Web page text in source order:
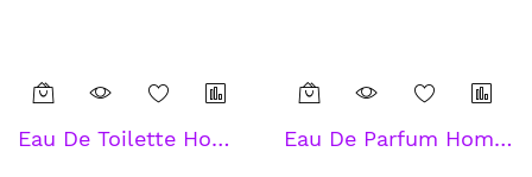
Eau De Toilette Homme Outrage 100ml Eau De Parfum Homme Gravity 100ml